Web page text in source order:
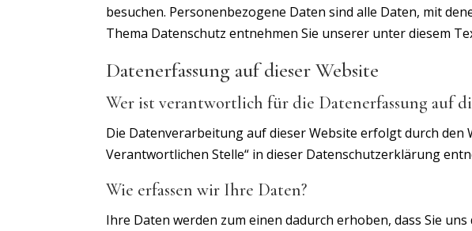
besuchen. Personenbezogene Daten sind alle Daten, mit
Thema Datenschutz entnehmen Sie unserer unter diesem
Datenerfassung auf dieser Website
Wer ist verantwortlich für die Datenerfassung auf
Die Datenverarbeitung auf dieser Website erfolgt durch den
Verantwortlichen Stelle“ in dieser Datenschutzerklärung
Wie erfassen wir Ihre Daten?
Ihre Daten werden zum einen dadurch erhoben, dass Sie